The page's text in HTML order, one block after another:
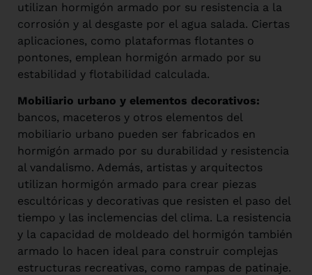
utilizan hormigón armado por su resistencia a la
corrosión y al desgaste por el agua salada. Ciertas
aplicaciones, como plataformas flotantes o
pontones, emplean hormigón armado por su
estabilidad y flotabilidad calculada.
Mobiliario urbano y elementos decorativos:
bancos, maceteros y otros elementos del
mobiliario urbano pueden ser fabricados en
hormigón armado por su durabilidad y resistencia
al vandalismo. Además, artistas y arquitectos
utilizan hormigón armado para crear piezas
escultóricas y decorativas que resisten el paso del
tiempo y las inclemencias del clima. La resistencia
y la capacidad de moldeado del hormigón también
armado lo hacen ideal para construir complejas
estructuras recreativas, como rampas de patinaje.